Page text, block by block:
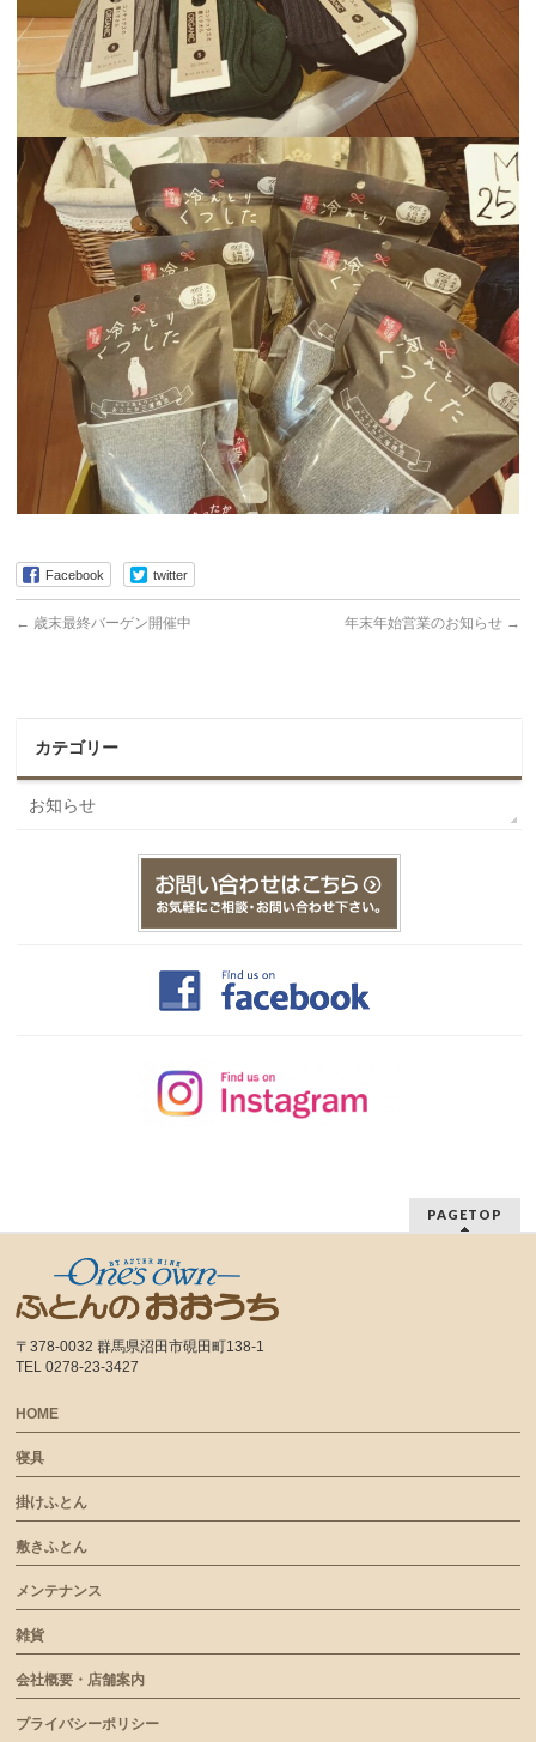
Facebook twitter
← 歳末最終バーゲン開催中 年末年始営業のお知らせ →
カテゴリー
お知らせ
PAGETOP
〒378-0032 群馬県沼田市硯田町138-1
TEL 0278-23-3427
HOME
寝具
掛けふとん
敷きふとん
メンテナンス
雑貨
会社概要・店舗案内
プライバシーポリシー